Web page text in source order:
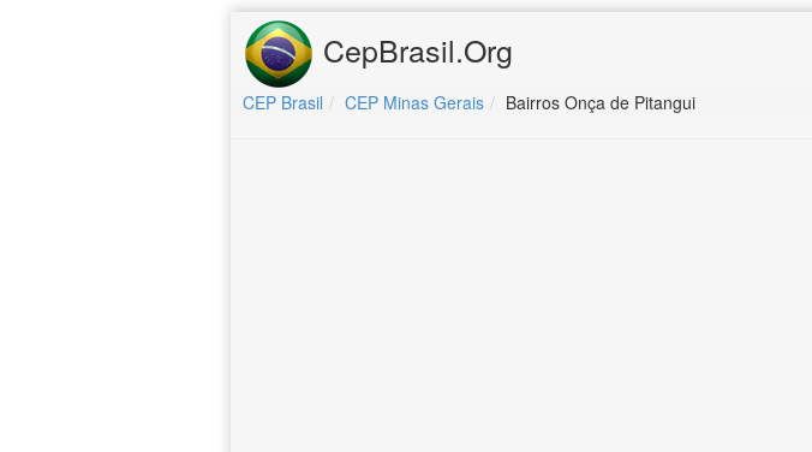
CepBrasil.Org
CEP Brasil CEP Minas Gerais Bairros Onça de Pitangui